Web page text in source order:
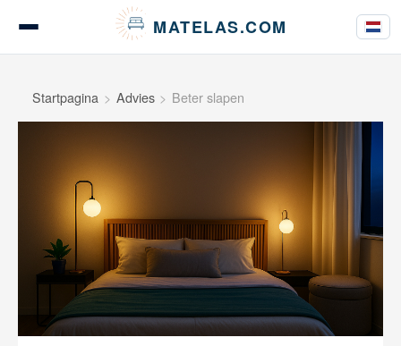
MATELAS.COM
Matrastests en beoordelingen
Tests van beddengoed
Koopgidsen
Advies
Startpagina Advies Beter slapen
Cookies beheer paneel